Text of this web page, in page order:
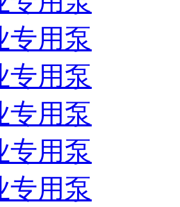
专用泵
专用泵
专用泵
专用泵
专用泵